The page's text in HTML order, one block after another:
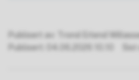
Publisert av
Trond Erlend
Publisert